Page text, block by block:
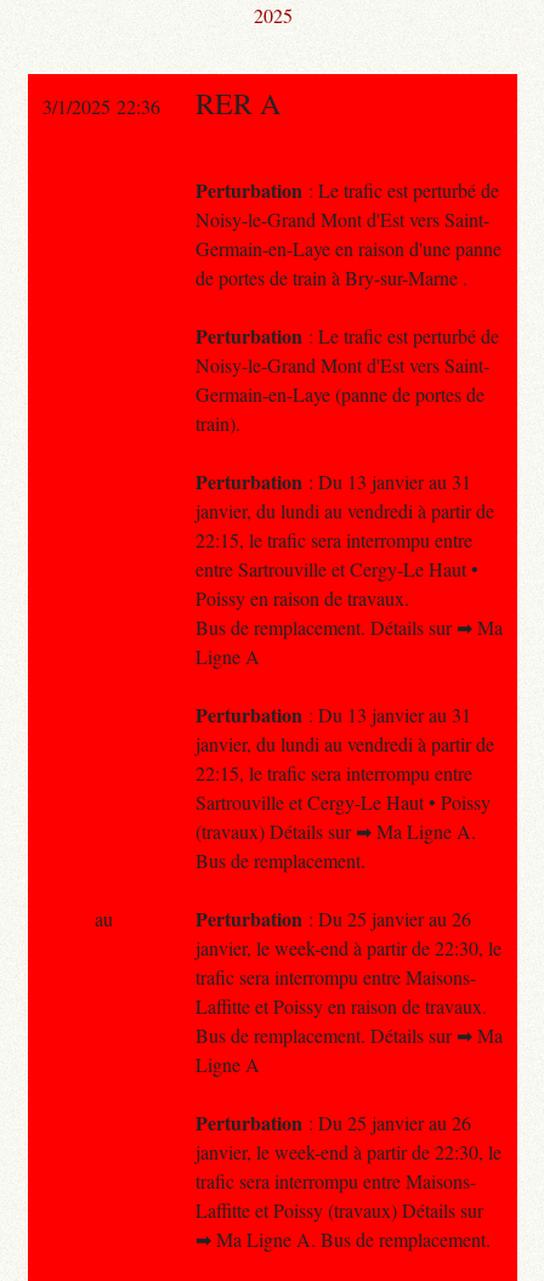
2025
3/1/2025 22:36 RER A
Perturbation : Le trafic est perturbé de
Noisy-le-Grand Mont d'Est vers Saint-
Germain-en-Laye en raison d'une panne
de portes de train à Bry-sur-Marne .
Perturbation : Le trafic est perturbé de
Noisy-le-Grand Mont d'Est vers Saint-
Germain-en-Laye (panne de portes de
train).
Perturbation : Du 13 janvier au 31
janvier, du lundi au vendredi à partir de
22:15, le trafic sera interrompu entre
entre Sartrouville et Cergy-Le Haut •
Poissy en raison de travaux.
Bus de remplacement. Détails sur ➡ Ma
Ligne A
Perturbation : Du 13 janvier au 31
janvier, du lundi au vendredi à partir de
22:15, le trafic sera interrompu entre
Sartrouville et Cergy-Le Haut • Poissy
(travaux) Détails sur ➡ Ma Ligne A.
Bus de remplacement.
Perturbation : Du 25 janvier au 26
janvier, le week-end à partir de 22:30, le
trafic sera interrompu entre Maisons-
Laffitte et Poissy en raison de travaux.
Bus de remplacement. Détails sur ➡ Ma
Ligne A
Perturbation : Du 25 janvier au 26
janvier, le week-end à partir de 22:30, le
trafic sera interrompu entre Maisons-
Laffitte et Poissy (travaux) Détails sur
➡ Ma Ligne A. Bus de remplacement.
au